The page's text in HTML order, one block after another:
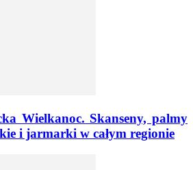
Wielkanoc. Skanseny, palmy
i jarmarki w całym regionie